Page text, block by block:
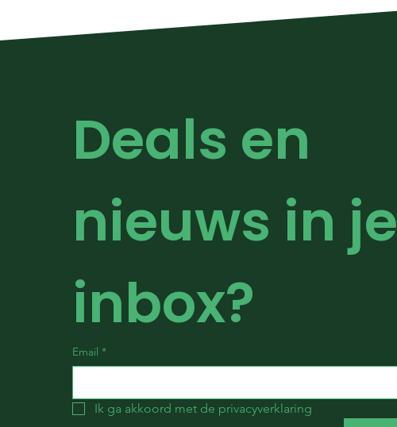
Deals en
nieuws in je
inbox?
Email *
Ik ga akkoord met de privacyverklaring